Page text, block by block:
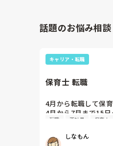
話題のお悩み相談
キャリア・転職
保育士 転職
4月から転職して保育
4月から7月まで15日
同じクラスの先生
すかね？
転職 正社員 保育士
しなもん